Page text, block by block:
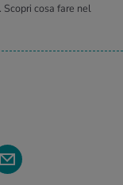
Scopri cosa fare nel